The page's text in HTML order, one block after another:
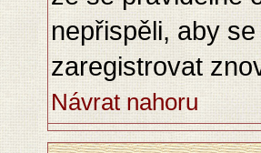
nepřispěli, aby
zaregistrovat
Návrat nahoru